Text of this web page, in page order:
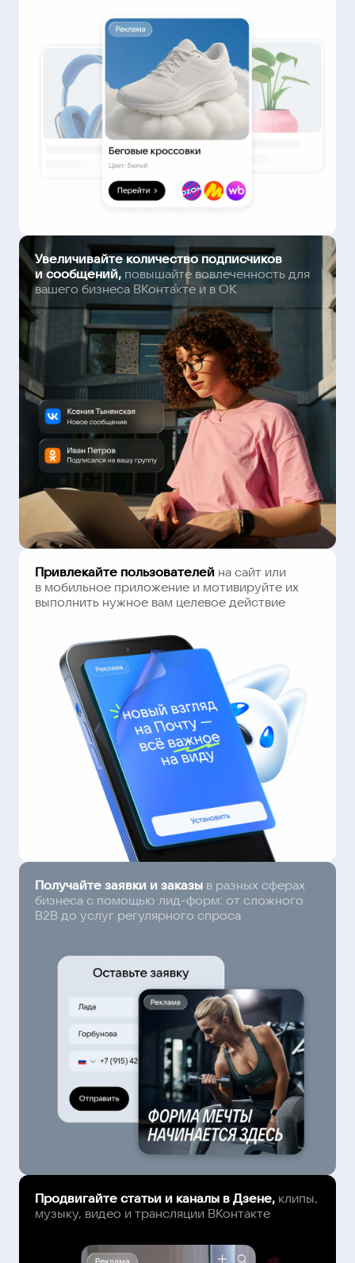
Увеличивайте количество подписчиков
и сообщений, повышайте вовлеченность для
вашего бизнеса ВКонтакте и в ОК
Привлекайте пользователей на сайт или
в мобильное приложение и мотивируйте их
выполнить нужное вам целевое действие
Получайте заявки и заказы в разных сферах
бизнеса с помощью лид-форм: от сложного
B2B до услуг регулярного спроса
Продвигайте статьи и каналы в Дзене, клипы,
музыку, видео и трансляции ВКонтакте